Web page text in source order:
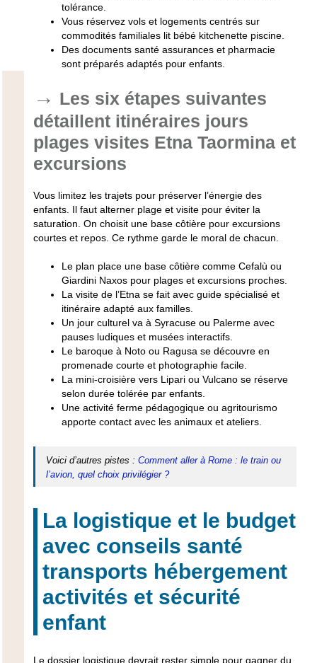
tolérance.
Vous réservez vols et logements centrés sur
commodités familiales lit bébé kitchenette piscine.
Des documents santé assurances et pharmacie
sont préparés adaptés pour enfants.
Les six étapes suivantes
détaillent itinéraires jours
plages visites Etna Taormina et
excursions
Vous limitez les trajets pour préserver l’énergie des
enfants. Il faut alterner plage et visite pour éviter la
saturation. On choisit une base côtière pour excursions
courtes et repos. Ce rythme garde le moral de chacun.
Le plan place une base côtière comme Cefalù ou
Giardini Naxos pour plages et excursions proches.
La visite de l’Etna se fait avec guide spécialisé et
itinéraire adapté aux familles.
Un jour culturel va à Syracuse ou Palerme avec
pauses ludiques et musées interactifs.
Le baroque à Noto ou Ragusa se découvre en
promenade courte et photographie facile.
La mini-croisière vers Lipari ou Vulcano se réserve
selon durée tolérée par enfants.
Une activité ferme pédagogique ou agritourismo
apporte contact avec les animaux et ateliers.
Voici d’autres pistes : Comment aller à Rome : le train ou
l’avion, quel choix privilégier ?
La logistique et le budget
avec conseils santé
transports hébergement
activités et sécurité
enfant
Le dossier logistique devrait rester simple pour gagner du